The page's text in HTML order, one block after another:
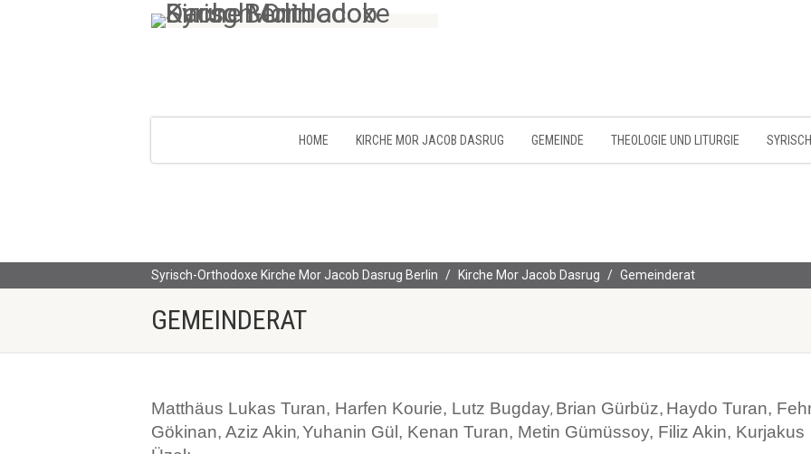
HOME KIRCHE MOR JACOB DASRUG GEMEINDE THEOLOGIE UND LITURGIE
Syrisch-Orthodoxe Kirche Mor Jacob Dasrug Berlin Kirche Mor Jacob Dasrug Gemeinderat
GEMEINDERAT
Matthäus Lukas Turan, Harfen Kourie, Lutz Bugday, Brian Gürbüz, Haydo Turan,
Gökinan, Aziz Akin, Yuhanin Gül, Kenan Turan, Metin Gümüssoy, Filiz Akin, Kurjakus